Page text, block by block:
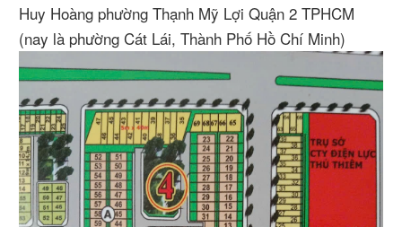
Huy Hoàng phường Thạnh Mỹ Lợi Quận 2 TPHCM
(nay là phường Cát Lái, Thành Phố Hồ Chí Minh)